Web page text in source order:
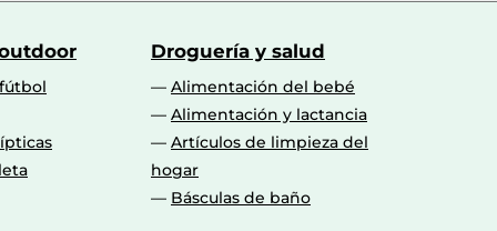
Droguería y salud
Alimentación del bebé
Alimentación y lactancia
Artículos de limpieza del
hogar
Básculas de baño